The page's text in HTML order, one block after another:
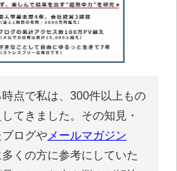
点で私は、300件以上もの
てきました。その知見・
ログやメールマガジン
くの方に参考にしていた